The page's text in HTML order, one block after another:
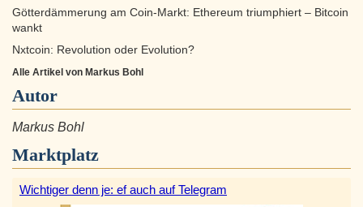
Götterdämmerung am Coin-Markt: Ethereum triumphiert – Bitcoin
wankt
Nxtcoin: Revolution oder Evolution?
Alle Artikel von Markus Bohl
Autor
Markus Bohl
Marktplatz
Wichtiger denn je: ef auch auf Telegram